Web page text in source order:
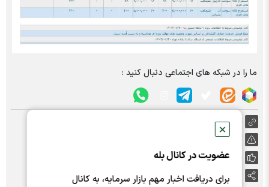
✕
عضویت در کانال بله
برای دریافت اخبار مهم بازار سرمایه، به کانال
ما را در شبکه های اجتماعی دنبال کنید :
https://nabzebourse.com/000MJT
گزارش خطا
پسندها:0
اشتراک گذاری